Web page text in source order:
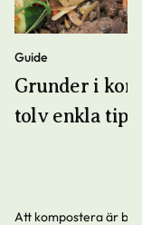
Guide
Grunder i
tolv enkla tips
Att kompostera är